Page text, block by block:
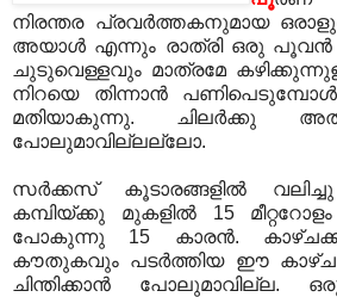
നിരന്തര പ്രവര്‍ത്തകനുമായ
അയാള്‍ എന്നും രാത്രി ഒരു
ചുടുവെള്ളവും മാത്രമേ
നിറയെ തിന്നാന്‍
മതിയാകുന്നു. ചിലര്‍ക്കു
പോലുമാവില്ലല്ലോ.
സര്‍ക്കസ്‌ കൂടാരങ്ങളില്‍
കമ്പിയ്‌ക്കു മുകളില്‍ 15
പോകുന്നു 15 കാരന്‍.
കൗതുകവും പടര്‍ത്തിയ ഈ കാഴ്‌ച
ചിന്തിക്കാന്‍ പോലുമാവില്ല.